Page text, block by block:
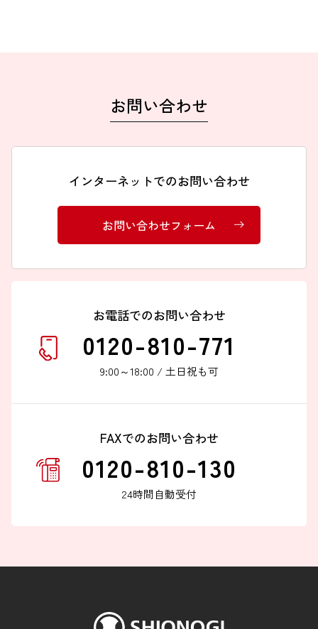
お問い合わせ
インターネットでのお問い合わせ
お問い合わせフォーム
お電話でのお問い合わせ
0120-810-771
9:00～18:00 / 土日祝も可
FAXでのお問い合わせ
0120-810-130
24時間自動受付